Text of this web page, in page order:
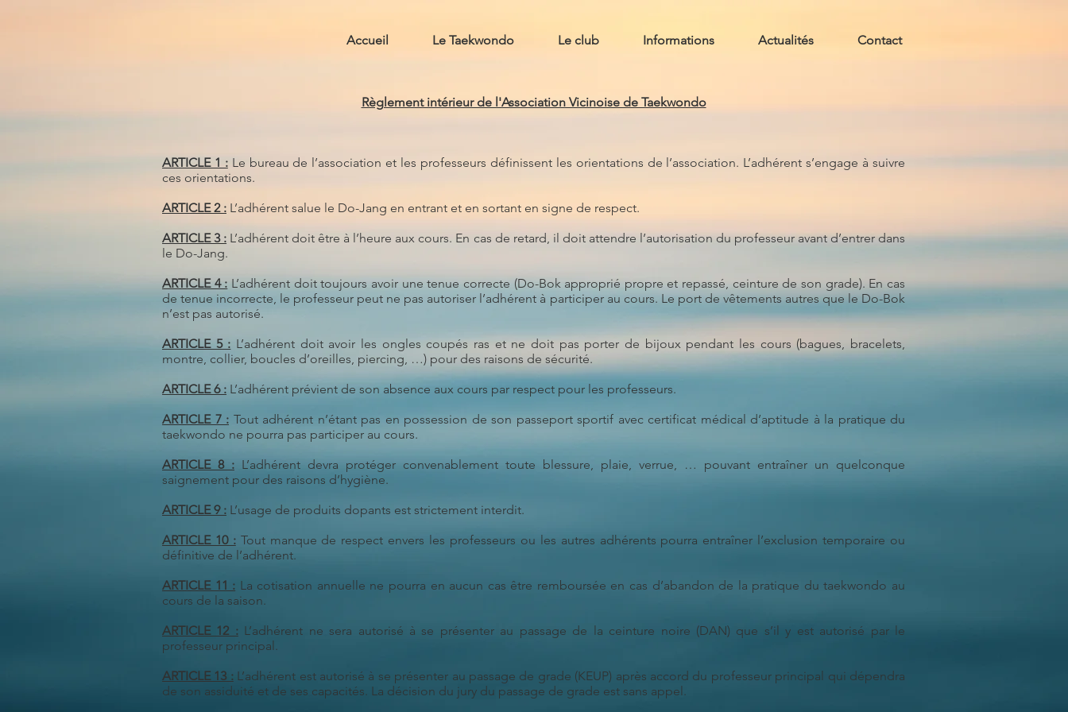
Accueil Le Taekwondo Le club Informations Actualités Contact
Règlement intérieur de l'Association Vicinoise de Taekwondo
ARTICLE 1 :Le bureau de l’association et les professeurs définissent les orientations de l’association. L’adhérent s’engage à suivre
ces orientations.
ARTICLE 2 : L’adhérent salue le Do-Jang en entrant et en sortant en signe de respect.
ARTICLE 3 : L’adhérent doit être à l’heure aux cours. En cas de retard, il doit attendre l’autorisation du professeur avant d’entrer dans
le Do-Jang.
ARTICLE 4 : L’adhérent doit toujours avoir une tenue correcte (Do-Bok approprié propre et repassé, ceinture de son grade). En cas
de tenue incorrecte, le professeur peut ne pas autoriser l’adhérent à participer au cours. Le port de vêtements autres que le Do-Bok
n’est pas autorisé.
ARTICLE 5 : L’adhérent doit avoir les ongles coupés ras et ne doit pas porter de bijoux pendant les cours (bagues, bracelets,
montre, collier, boucles d’oreilles, piercing, …) pour des raisons de sécurité.
ARTICLE 6 : L’adhérent prévient de son absence aux cours par respect pour les professeurs.
ARTICLE 7 : Tout adhérent n’étant pas en possession de son passeport sportif avec certificat médical d’aptitude à la pratique du
taekwondo ne pourra pas participer au cours.
ARTICLE 8 : L’adhérent devra protéger convenablement toute blessure, plaie, verrue, … pouvant entraîner un quelconque
saignement pour des raisons d’hygiène.
ARTICLE 9 : L’usage de produits dopants est strictement interdit.
ARTICLE 10 :Tout manque de respect envers les professeurs ou les autres adhérents pourra entraîner l’exclusion temporaire ou
définitive de l’adhérent.
ARTICLE 11 : La cotisation annuelle ne pourra en aucun cas être remboursée en cas d’abandon de la pratique du taekwondo au
cours de la saison.
ARTICLE 12 :L’adhérent ne sera autorisé à se présenter au passage de la ceinture noire (DAN) que s’il y est autorisé par le
professeur principal.
ARTICLE 13 :L’adhérent est autorisé à se présenter au passage de grade (KEUP) après accord du professeur principal qui dépendra
de son assiduité et de ses capacités. La décision du jury du passage de grade est sans appel.